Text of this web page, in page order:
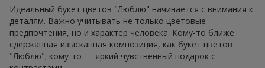
Идеальный букет цветов "Люблю" начинается с внимания к
деталям. Важно учитывать не только цветовые
предпочтения, но и характер человека. Кому-то ближе
сдержанная изысканная композиция, как букет цветов
"Люблю"; кому-то — яркий чувственный подарок с